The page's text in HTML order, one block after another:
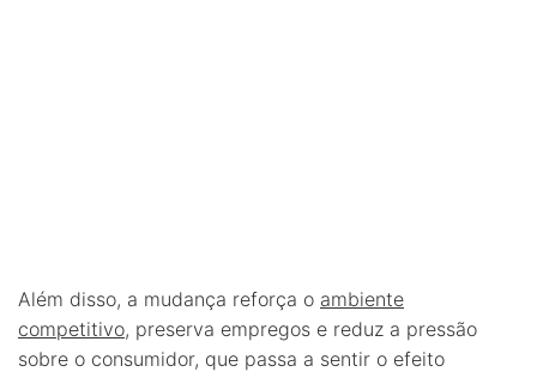
Além disso, a mudança reforça o ambiente
competitivo, preserva empregos e reduz a pressão
sobre o consumidor, que passa a sentir o efeito